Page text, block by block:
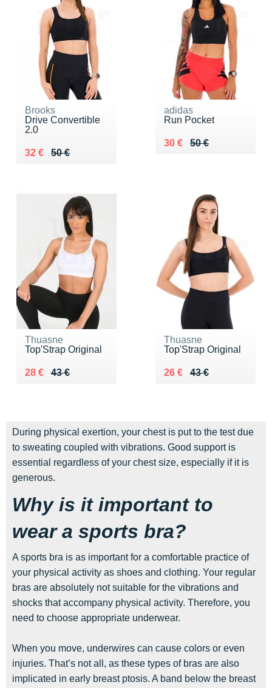
Brooks
Drive Convertible
2.0
50 €
Au lieu de 50 €
32 €
Vendu 32 €
adidas
Run Pocket
50 €
Au lieu de 50 €
30 €
Vendu 30 €
Thuasne
Top'Strap Original
43 €
Au lieu de 43 €
28 €
Vendu 28 €
Thuasne
Top'Strap Original
43 €
Au lieu de 43 €
26 €
Vendu 26 €
During physical exertion, your chest is put to the test due
to sweating coupled with vibrations. Good support is
essential regardless of your chest size, especially if it is
generous.
Why is it important to
wear a sports bra?
A sports bra is as important for a comfortable practice of
your physical activity as shoes and clothing. Your regular
bras are absolutely not suitable for the vibrations and
shocks that accompany physical activity. Therefore, you
need to choose appropriate underwear.
When you move, underwires can cause colors or even
injuries. That’s not all, as these types of bras are also
implicated in early breast ptosis. A band below the breast